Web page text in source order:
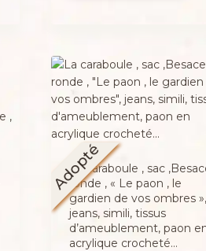
Adopté
La caraboule , sac
ronde , « Le paon , le
gardien de vos ombres »,
jeans, simili, tissus
d’ameublement, paon
acrylique crocheté…